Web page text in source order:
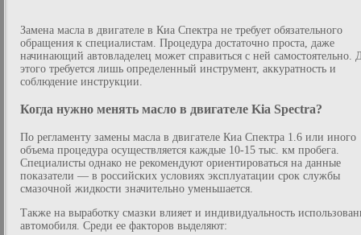
Замена масла в двигателе в Киа Спектра не требует обязательного
обращения к специалистам. Процедура достаточно проста, даже
начинающий автовладелец может справиться с ней самостоятельно.
этого требуется лишь определенный инструмент, аккуратность и
соблюдение инструкции.
Когда нужно менять масло в двигателе Kia Spectra?
По регламенту замены масла в двигателе Киа Спектра 1.6 или иного
объема процедура осуществляется каждые 10-15 тыс. км пробега.
Специалисты однако не рекомендуют ориентироваться на данные
показатели — в российских условиях эксплуатации срок службы
смазочной жидкости значительно уменьшается.
Также на выработку смазки влияет и индивидуальность
автомобиля. Среди ее факторов выделяют: